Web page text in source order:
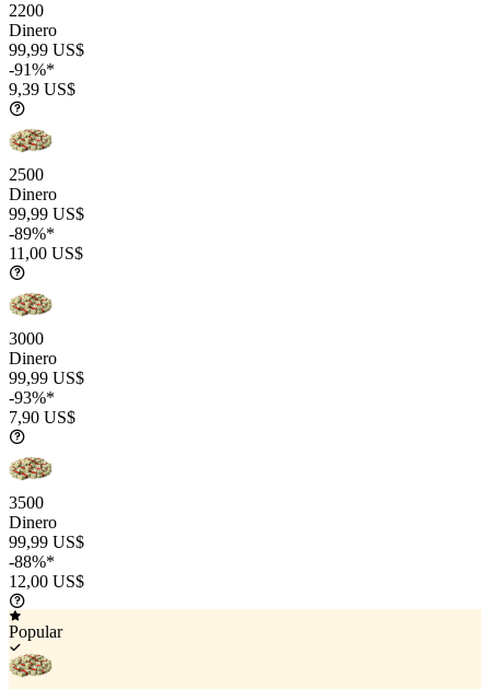
2200
Dinero
99,99 US$
-91%*
9,39 US$
2500
Dinero
99,99 US$
-89%*
11,00 US$
3000
Dinero
99,99 US$
-93%*
7,90 US$
3500
Dinero
99,99 US$
-88%*
12,00 US$
Popular